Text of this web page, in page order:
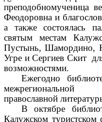
преподобномученица
Феодоровна и
а также состоялась
святым местам
Пустынь, Шамордино,
Угре и Сергиев Скит
возможностями.
Ежегодно
православной
В октябре
Калужском